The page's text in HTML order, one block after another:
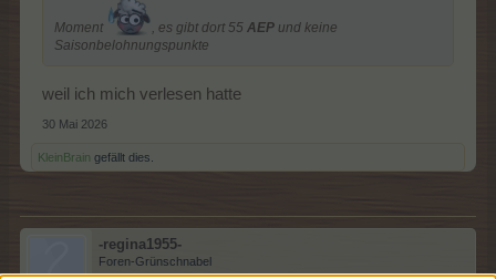
Moment , es gibt dort 55 AEP und keine
Saisonbelohnungspunkte
weil ich mich verlesen hatte
30 Mai 2026
KleinBrain gefällt dies.
-regina1955-
Foren-Grünschnabel